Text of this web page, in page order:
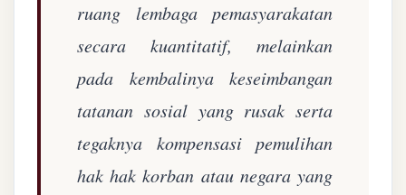
ruang lembaga pemasyarakatan
secara kuantitatif, melainkan
pada kembalinya keseimbangan
tatanan sosial yang rusak serta
tegaknya kompensasi pemulihan
hak hak korban atau negara yang